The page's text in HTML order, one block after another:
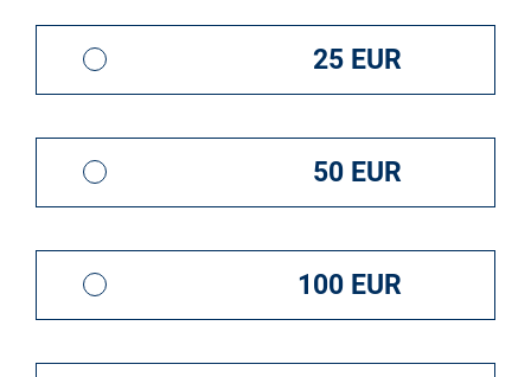
25 EUR
50 EUR
100 EUR